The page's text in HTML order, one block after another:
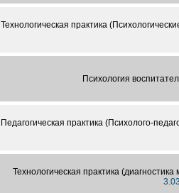
Технологическая практика
Психология
Педагогическая практика (Психолого-
Технологическая практика